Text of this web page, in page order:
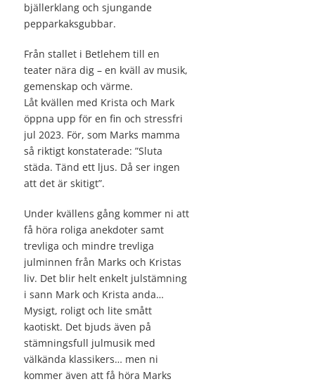
bjällerklang och sjungande
pepparkaksgubbar.
Från stallet i Betlehem till en
teater nära dig – en kväll av musik,
gemenskap och värme.
Låt kvällen med Krista och Mark
öppna upp för en fin och stressfri
jul 2023. För, som Marks mamma
så riktigt konstaterade: ”Sluta
städa. Tänd ett ljus. Då ser ingen
att det är skitigt”.
Under kvällens gång kommer ni att
få höra roliga anekdoter samt
trevliga och mindre trevliga
julminnen från Marks och Kristas
liv. Det blir helt enkelt julstämning
i sann Mark och Krista anda…
Mysigt, roligt och lite smått
kaotiskt. Det bjuds även på
stämningsfull julmusik med
välkända klassikers… men ni
kommer även att få höra Marks